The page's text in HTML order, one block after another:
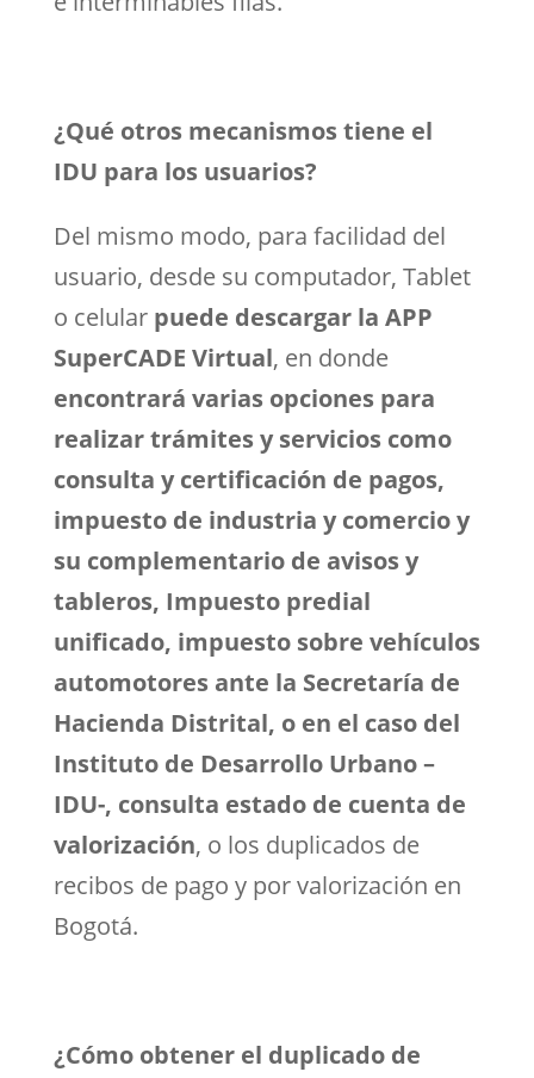
¿Qué otros mecanismos tiene el
IDU para los usuarios?
Del mismo modo, para facilidad del
usuario, desde su computador, Tablet
o celular puede descargar la APP
SuperCADE Virtual, en donde
encontrará varias opciones para
realizar trámites y servicios como
consulta y certificación de pagos,
impuesto de industria y comercio y
su complementario de avisos y
tableros, Impuesto predial
unificado, impuesto sobre vehículos
automotores ante la Secretaría de
Hacienda Distrital, o en el caso del
Instituto de Desarrollo Urbano –
IDU-, consulta estado de cuenta de
valorización, o los duplicados de
recibos de pago y por valorización en
Bogotá.
¿Cómo obtener el duplicado de